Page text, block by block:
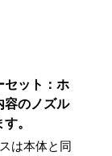
セット：ホ
容のノズル
。
は本体と同